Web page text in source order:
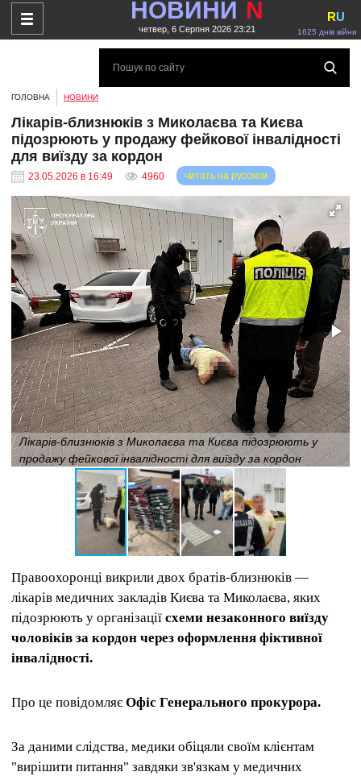
НОВИНИ N
четвер, 6 Серпня 2026 23:21 1625 днів війни
RU
ГОЛОВНА НОВИНИ
Лікарів-близнюків з Миколаєва та Києва
підозрюють у продажу фейкової інвалідності
для виїзду за кордон
23.05.2026 в 16:49 4960 читать на русском
Лікарів-близнюків з Миколаєва та Києва підозрюють у
продажу фейкової інвалідності для виїзду за кордон
Правоохоронці викрили двох братів-близнюків —
лікарів медичних закладів Києва та Миколаєва, яких
підозрюють у організації схеми незаконного виїзду
чоловіків за кордон через оформлення фіктивної
інвалідності.
Про це повідомляє Офіс Генерального прокурора.
За даними слідства, медики обіцяли своїм клієнтам
"вирішити питання" завдяки зв'язкам у медичних